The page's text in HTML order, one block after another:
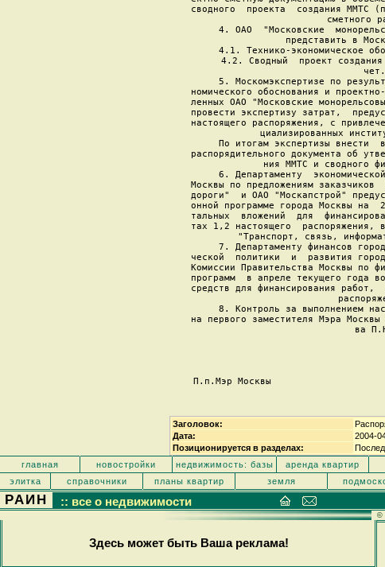
сводного  проекта  создания ММТС
сметного
4. ОАО  "Московские
представить в
4.1. Технико-экономическое
4.2. Сводный  проект
чет.
5. Москомэкспертизе по
номического обоснования и
ленных ОАО "Московские
провести экспертизу затрат,
настоящего распоряжения, с
циализированных
По итогам экспертизы внести
распорядительного документа об
ния ММТС и сводного
6. Департаменту
Москвы по предложениям
дороги"  и ОАО "Москапстрой"
онной программе города Москвы на
тальных  вложений  для
тах 1,2 настоящего  распоряжения,
"Транспорт, связь,
7. Департаменту финансов
ческой  политики  и  развития
Комиссии Правительства Москвы по
программ  в апреле текущего года
средств для финансирования работ,
8. Контроль за выполнением
на первого заместителя Мэра
ва
П.п.Мэр Москвы
Заголовок:
Дата:
2004-
Позиционируется в разделах:
главная
новостройки недвижимость: базы аренда квартир
элитка
справочники планы квартир земля
РАИН :: все о недвижимости
©
Здесь может быть Ваша реклама!